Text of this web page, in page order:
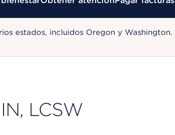
estados, incluidos Oregon y Washington.
LCSW